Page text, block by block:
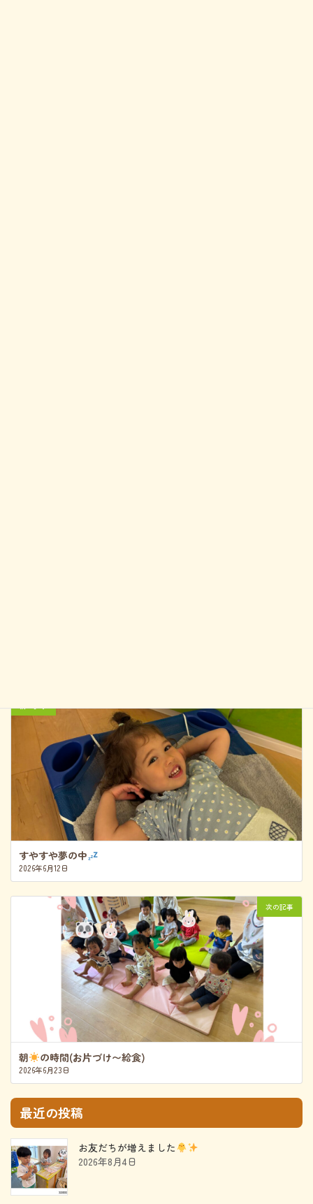
すやすや夢の中
2026年6月12日
次の記事
朝 の時間(お片づけ〜給食)
2026年6月23日
最近の投稿
お友だちが増えました
2026年8月4日